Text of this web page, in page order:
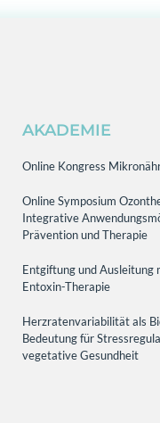
AKADEMIE
Online Kongress
Online Symposium
Integrative
Prävention und Therapie
Entgiftung und Ausleitung
Entoxin-Therapie
Herzratenvariabilität als
Bedeutung für
vegetative Gesundheit